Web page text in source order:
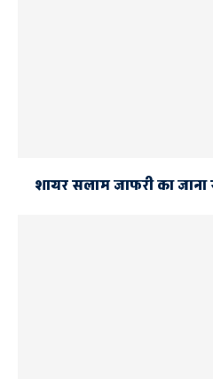
शायर सलाम जाफरी का जाना